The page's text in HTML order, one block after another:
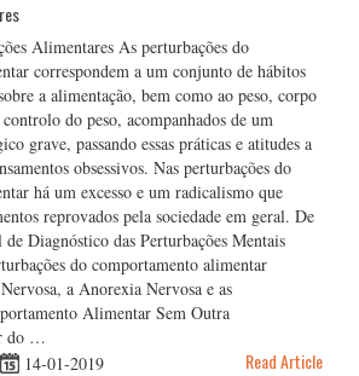
Alimentares As perturbações do
correspondem a um conjunto de hábitos
a alimentação, bem como ao peso, corpo
do peso, acompanhados de um
grave, passando essas práticas e atitudes a
obsessivos. Nas perturbações do
há um excesso e um radicalismo que
reprovados pela sociedade em geral. De
Diagnóstico das Perturbações Mentais
do comportamento alimentar
a Anorexia Nervosa e as
Alimentar Sem Outra
do …
14-01-2019 Read Article